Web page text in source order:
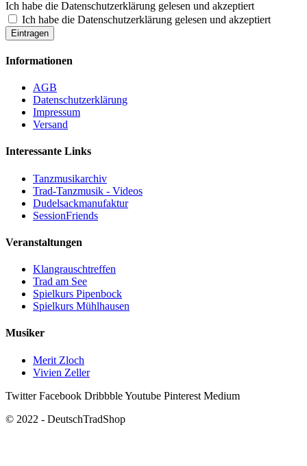
Ich habe die Datenschutzerklärung gelesen und akzeptiert
Ich habe die Datenschutzerklärung gelesen und akzeptiert
Eintragen
Informationen
AGB
Datenschutzerklärung
Impressum
Versand
Interessante Links
Tanzmusikarchiv
Trad-Tanzmusik - Videos
Dudelsackmanufaktur
SessionFriends
Veranstaltungen
Klangrauschtreffen
Trad am See
Spielkurs Pipenbock
Spielkurs Mühlhausen
Musiker
Merit Zloch
Vivien Zeller
Twitter Facebook DribbbleYoutube Pinterest Medium
© 2022 - DeutschTradShop